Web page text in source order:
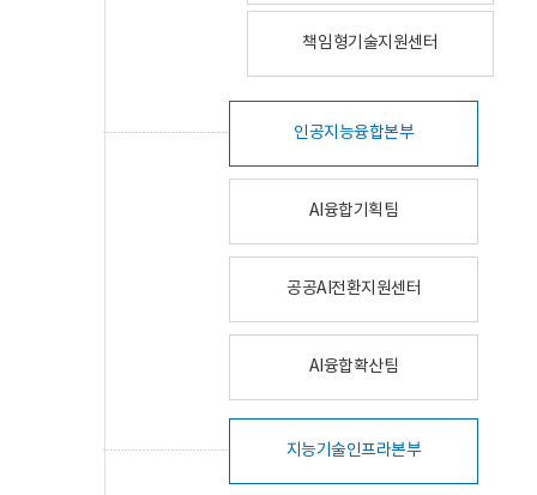
책임형기술지원센터
인공지능융합본부
AI융합기획팀
공공AI전환지원센터
AI융합확산팀
지능기술인프라본부